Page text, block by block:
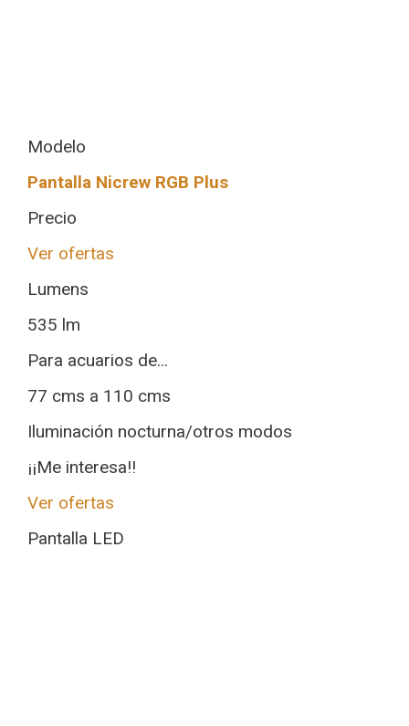
Modelo
Pantalla Nicrew RGB Plus
Precio
Ver ofertas
Lumens
535 lm
Para acuarios de...
77 cms a 110 cms
Iluminación nocturna/otros modos
¡¡Me interesa!!
Ver ofertas
Pantalla LED